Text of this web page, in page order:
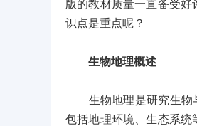
版的教材质量一直备受
识点是重点呢？
生物地理概述
生物地理是研究生物与
包括地理环境、生态系统